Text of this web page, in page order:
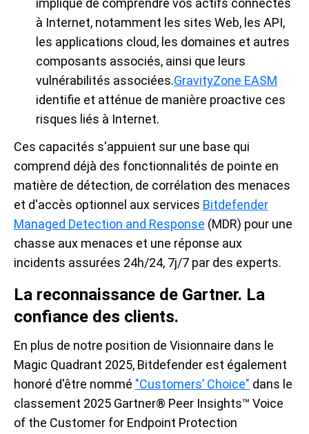
implique de comprendre vos actifs connectés
à Internet, notamment les sites Web, les API,
les applications cloud, les domaines et autres
composants associés, ainsi que leurs
vulnérabilités associées.GravityZone EASM
identifie et atténue de manière proactive ces
risques liés à Internet.
Ces capacités s'appuient sur une base qui
comprend déjà des fonctionnalités de pointe en
matière de détection, de corrélation des menaces
et d'accès optionnel aux services Bitdefender
Managed Detection and Response (MDR) pour une
chasse aux menaces et une réponse aux
incidents assurées 24h/24, 7j/7 par des experts.
La reconnaissance de Gartner. La
confiance des clients.
En plus de notre position de Visionnaire dans le
Magic Quadrant 2025, Bitdefender est également
honoré d'être nommé "Customers’ Choice" dans le
classement 2025 Gartner® Peer Insights™ Voice
of the Customer for Endpoint Protection